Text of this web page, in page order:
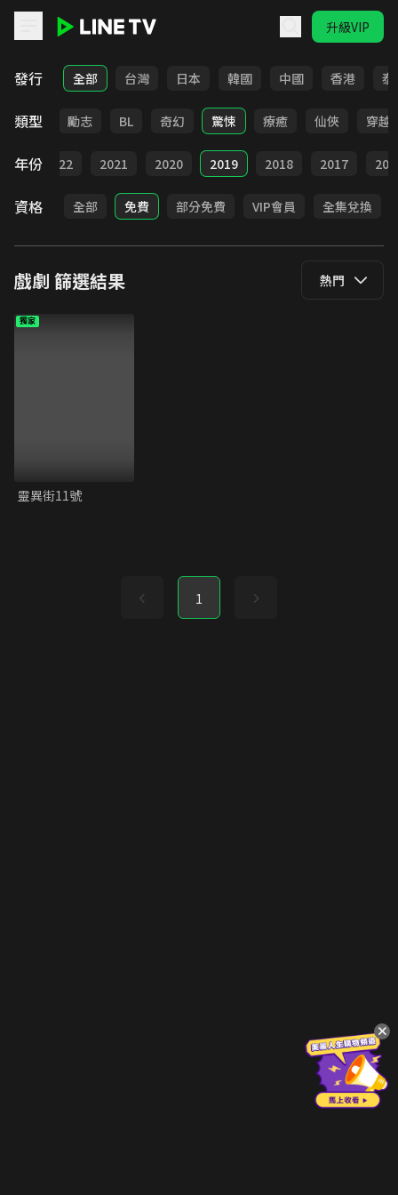
升級VIP
LINE TV - 戲劇
發行 全部 台灣 日本 韓國 中國 香港 泰
類型
喜劇 勵志 BL 奇幻 驚悚 療癒 仙俠 穿越
年份 2022 2021 2020 2019 2018 2017
資格 全部 免費 部分免費 VIP會員 全集兌換
戲劇 篩選結果 熱門
獨家
靈異街11號
1